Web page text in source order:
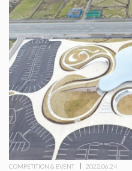
COMPETITION & EVENT 2022.06.24